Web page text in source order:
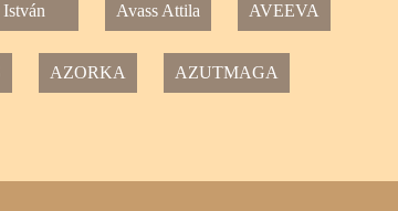
Avass Attila AVEEVA
AZORKA AZUTMAGA